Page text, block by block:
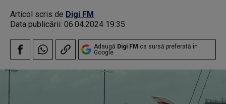
Articol scris de Digi FM
Data publicării: 06.04.2024 19:35
Adaugă Digi FM ca sursă preferată în
Google